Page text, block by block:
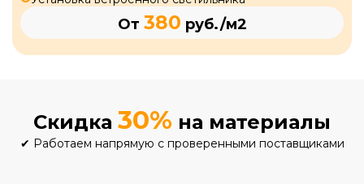
От 380 руб./м2
Скидка 30% на материалы
✔ Работаем напрямую с проверенными поставщиками